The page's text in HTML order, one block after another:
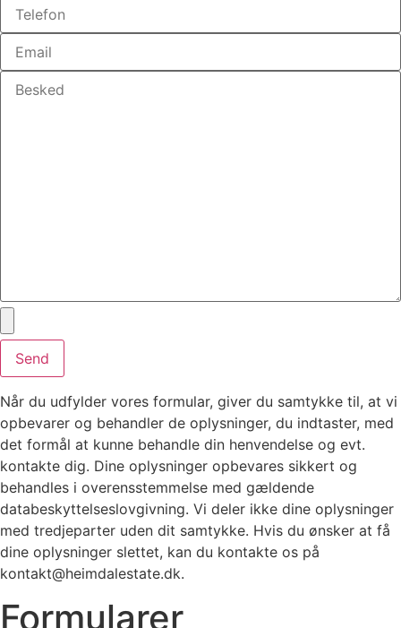
Send
Når du udfylder vores formular, giver du samtykke til, at vi
opbevarer og behandler de oplysninger, du indtaster, med
det formål at kunne behandle din henvendelse og evt.
kontakte dig. Dine oplysninger opbevares sikkert og
behandles i overensstemmelse med gældende
databeskyttelseslovgivning. Vi deler ikke dine oplysninger
med tredjeparter uden dit samtykke. Hvis du ønsker at få
dine oplysninger slettet, kan du kontakte os på
kontakt@heimdalestate.dk.
Formularer